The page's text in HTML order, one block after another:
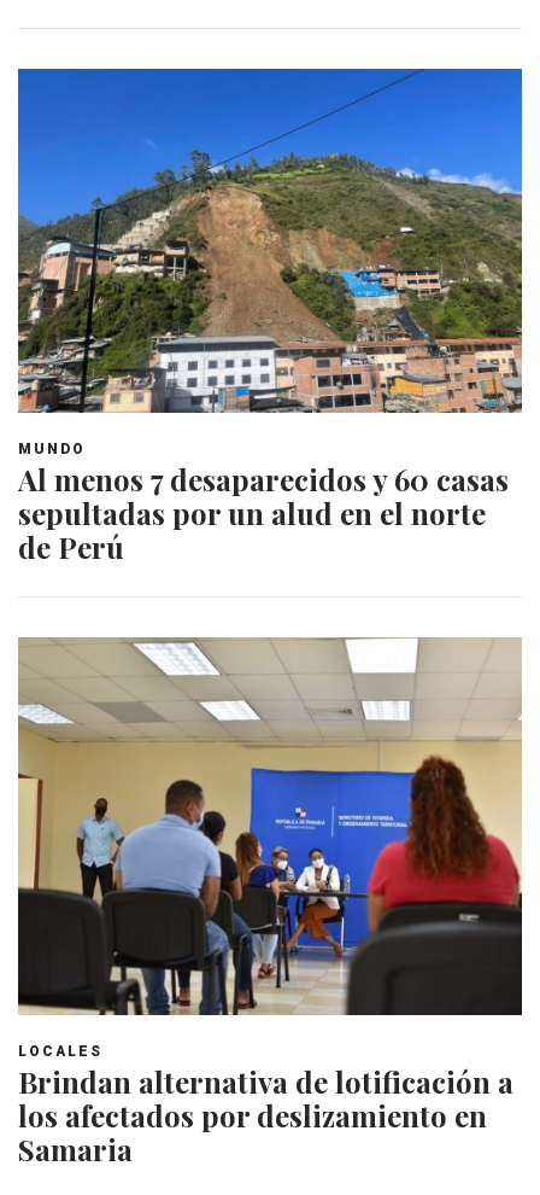
MUNDO
Al menos 7 desaparecidos y 60 casas
sepultadas por un alud en el norte
de Perú
LOCALES
Brindan alternativa de lotificación a
los afectados por deslizamiento en
Samaria